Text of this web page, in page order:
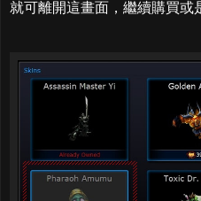
就可離開這畫面，繼續購買或